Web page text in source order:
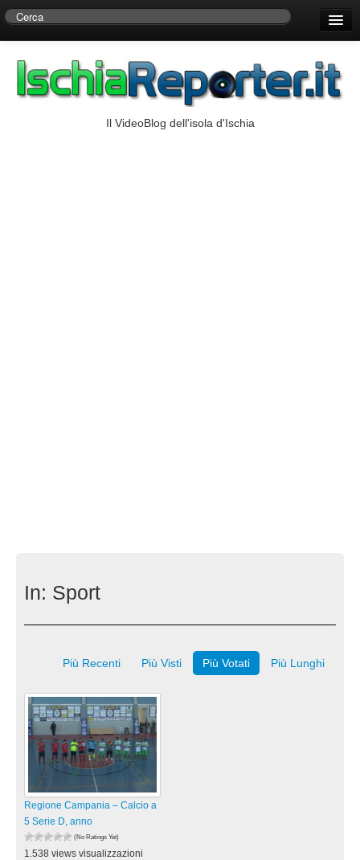
Centro di Ricerche Storiche D’Ambra
Il VideoBlog dell'isola d'Ischia
In: Sport
Più Recenti Più Visti Più Votati Più Lunghi
Regione Campania – Calcio a
5 Serie D, anno
(No Ratings Yet)
1.538 views visualizzazioni